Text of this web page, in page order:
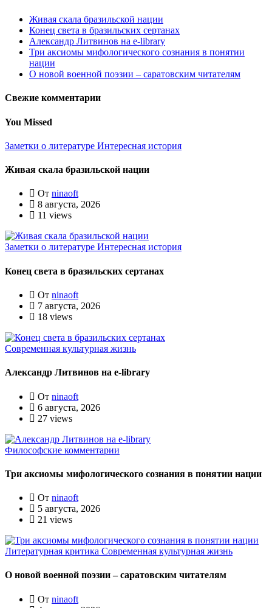
Живая скала бразильской нации
Конец света в бразильских сертанах
Александр Литвинов на e-library
Три аксиомы мифологического сознания в понятии
нации
О новой военной поэзии – саратовским читателям
Свежие комментарии
You Missed
Заметки о литературе Интересная история
Живая скала бразильской нации
От ninaoft
8 августа, 2026
11 views
Заметки о литературе Интересная история
Конец света в бразильских сертанах
От ninaoft
7 августа, 2026
18 views
Современная культурная жизнь
Александр Литвинов на e-library
От ninaoft
6 августа, 2026
27 views
Философские комментарии
Три аксиомы мифологического сознания в понятии нации
От ninaoft
5 августа, 2026
21 views
Литературная критика Современная культурная жизнь
О новой военной поэзии – саратовским читателям
От ninaoft